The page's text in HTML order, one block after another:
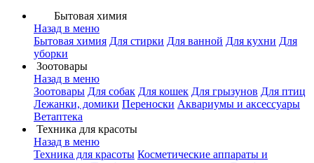
Бытовая химия
Назад в меню
Бытовая химия Для стирки Для ванной Для кухни Для
уборки
Зоотовары
Назад в меню
Зоотовары Для собак Для кошек Для грызунов Для птиц
Лежанки, домики Переноски Аквариумы и аксессуары
Ветаптека
Техника для красоты
Назад в меню
Техника для красоты Косметические аппараты и